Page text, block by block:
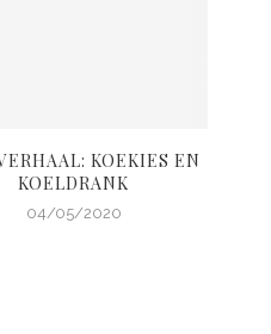
KOEKIES EN
KOELDRANK
04/05/2020